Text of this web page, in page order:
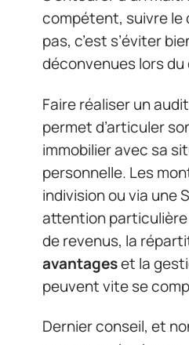
compétent, suivre le
pas, c’est s’éviter
déconvenues lors
Faire réaliser un
permet d’articuler
immobilier avec sa
personnelle. Les
indivision ou via une
attention
de revenus, la
avantageset la
peuvent vite se
Dernier conseil, et